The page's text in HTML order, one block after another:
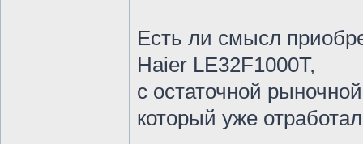
Есть ли смысл
Haier LE32F1000T,
с остаточной
который уже